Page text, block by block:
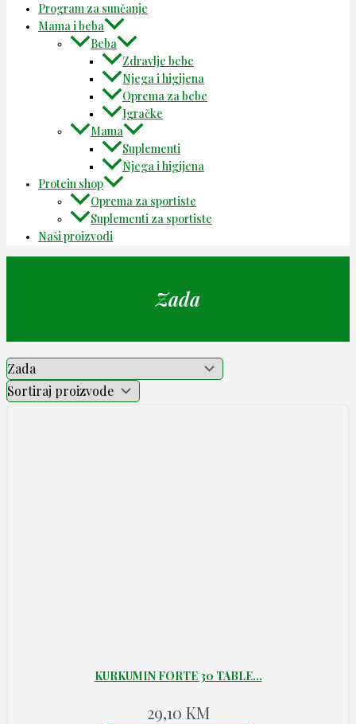
Program za sunčanje
Mama i beba
Beba
Zdravlje bebe
Njega i higijena
Oprema za bebe
Igračke
Mama
Suplementi
Njega i higijena
Protein shop
Oprema za sportiste
Suplementi za sportiste
Naši proizvodi
Zada
KURKUMIN FORTE 30 TABLE...
29,10 KM